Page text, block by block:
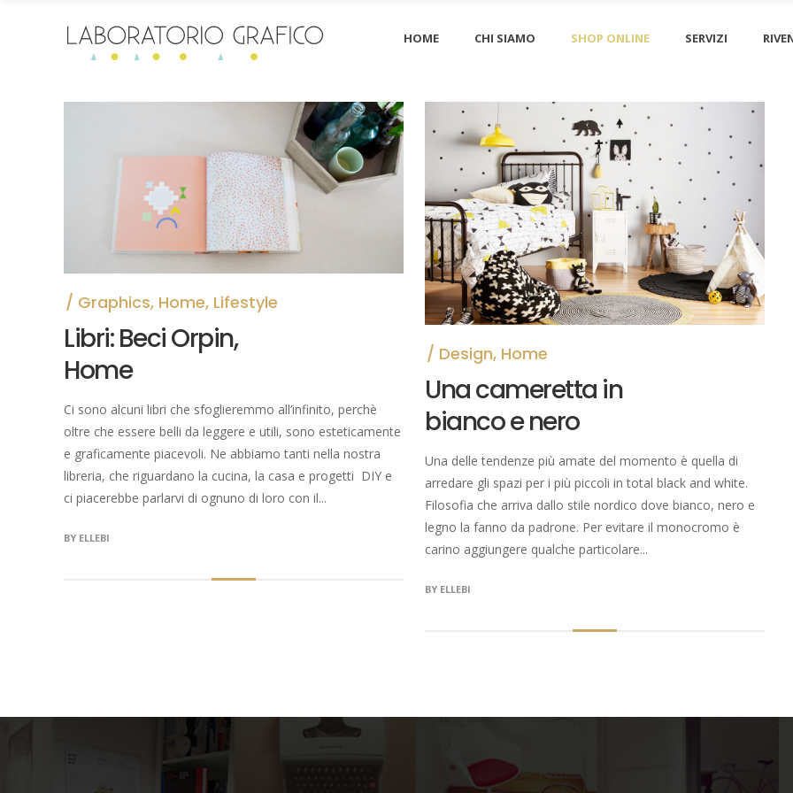
HOME CHI SIAMO SHOP ONLINE SERVIZI
Graphics, Home, Lifestyle
Libri: Beci Orpin,
Home
Ci sono alcuni libri che sfoglieremmo all’infinito, perchè
oltre che essere belli da leggere e utili, sono esteticamente
e graficamente piacevoli. Ne abbiamo tanti nella nostra
libreria, che riguardano la cucina, la casa e progetti DIY e
ci piacerebbe parlarvi di ognuno di loro con il...
BY ELLEBI
Design, Home
Una cameretta in
bianco e nero
Una delle tendenze più amate del momento è quella di
arredare gli spazi per i più piccoli in total black and white.
Filosofia che arriva dallo stile nordico dove bianco, nero e
legno la fanno da padrone. Per evitare il monocromo è
carino aggiungere qualche particolare...
BY ELLEBI